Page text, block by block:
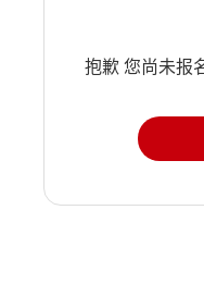
抱歉 您尚未报